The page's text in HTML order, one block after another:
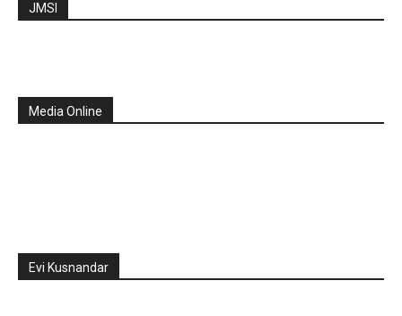
JMSI
Media Online
Evi Kusnandar